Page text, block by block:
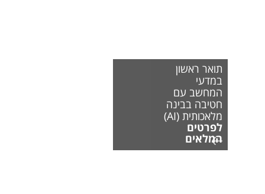
תואר ראשון
במדעי
המחשב עם
חטיבה בבינה
מלאכותית (AI)
לפרטים
המלאים